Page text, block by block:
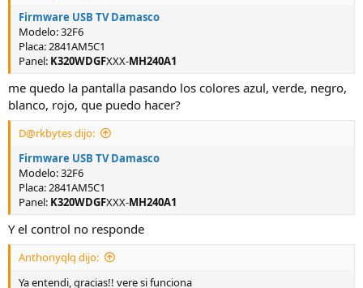
Firmware USB TV Damasco
Modelo: 32F6
Placa: 2841AM5C1
Panel: K320WDGFXXX-MH240A1
me quedo la pantalla pasando los colores azul, verde, negro,
blanco, rojo, que puedo hacer?
D@rkbytes dijo:
Firmware USB TV Damasco
Modelo: 32F6
Placa: 2841AM5C1
Panel: K320WDGFXXX-MH240A1
Y el control no responde
Anthonyqlq dijo:
Ya entendi, gracias!! vere si funciona